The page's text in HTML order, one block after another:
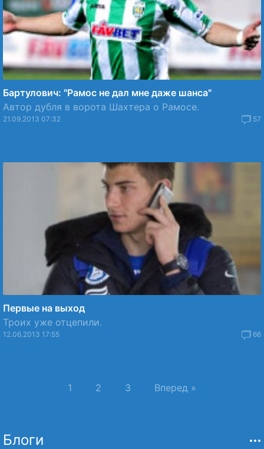
Бартулович: "Рамос не дал мне даже шанса"
Автор дубля в ворота Шахтера о Рамосе.
21.09.2013 07:32 57
Первые на выход
Троих уже отцепили.
12.06.2013 17:55 66
1 2 3 Вперед »
Блоги